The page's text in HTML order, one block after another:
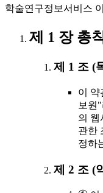
학술연구정보서비스
제 1 장 총
제 1 조 (
이 약
보원
의 웹
관한
정하
제 2 조 (